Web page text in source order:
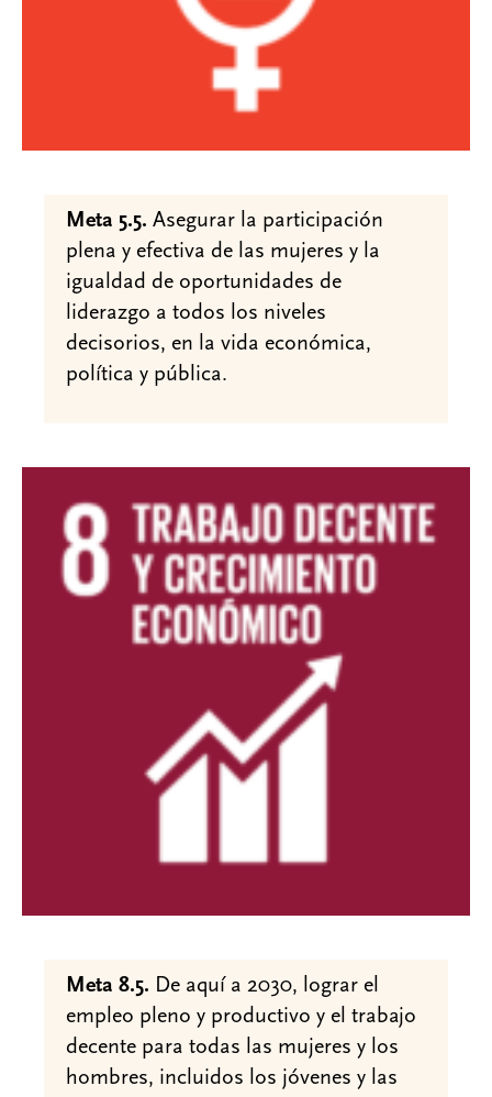
Meta 5.5. Asegurar la participación
plena y efectiva de las mujeres y la
igualdad de oportunidades de
liderazgo a todos los niveles
decisorios, en la vida económica,
política y pública.
Meta 8.5. De aquí a 2030, lograr el
empleo pleno y productivo y el trabajo
decente para todas las mujeres y los
hombres, incluidos los jóvenes y las